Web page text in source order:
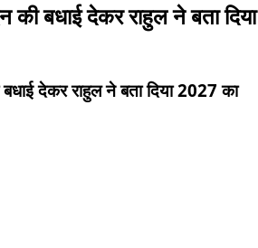
बधाई देकर राहुल ने बता दिया
देकर राहुल ने बता दिया 2027 का